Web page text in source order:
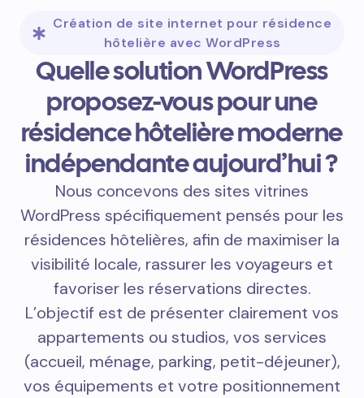
Création de site internet pour résidence
hôtelière avec WordPress
Quelle solution WordPress
proposez-vous pour une
résidence hôtelière moderne
indépendante aujourd’hui ?
Nous concevons des sites vitrines
WordPress spécifiquement pensés pour les
résidences hôtelières, afin de maximiser la
visibilité locale, rassurer les voyageurs et
favoriser les réservations directes.
L’objectif est de présenter clairement vos
appartements ou studios, vos services
(accueil, ménage, parking, petit-déjeuner),
vos équipements et votre positionnement